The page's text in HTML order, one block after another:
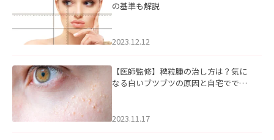
の基準も解説
2023.12.12
【医師監修】稗粒腫の治し方は？気に
なる白いブツブツの原因と自宅ででき
2023.11.17